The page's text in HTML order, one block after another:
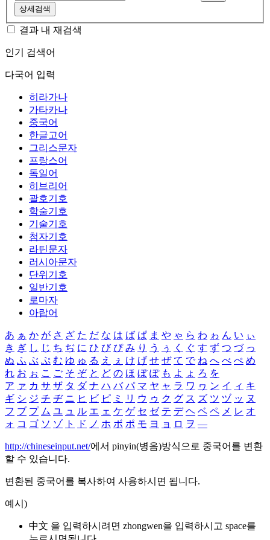
상세검색
결과 내 재검색
인기 검색어
다국어 입력
히라가나
가타카나
중국어
한글고어
그리스문자
프랑스어
독일어
히브리어
괄호기호
학술기호
기술기호
첨자기호
라틴문자
러시아문자
단위기호
일반기호
로마자
아랍어
あ ぁ か が さ ざ た だ な は ば ぱ ま や ゃ ら わ ゎ ん い ぃ
き ぎ し じ ち ぢ に ひ び ぴ み り う ぅ く ぐ す ず つ づ っ
ぬ ふ ぶ ぷ む ゆ ゅ る え ぇ け げ せ ぜ て で ね へ べ ぺ め
れ お ぉ こ ご そ ぞ と ど の ほ ぼ ぽ も よ ょ ろ を
ア ァ カ サ ザ タ ダ ナ ハ バ パ マ ヤ ャ ラ ワ ヮ ン イ ィ キ
ギ シ ジ チ ヂ ニ ヒ ビ ピ ミ リ ウ ゥ ク グ ス ズ ツ ヅ ッ ヌ
フ ブ プ ム ユ ュ ル エ ェ ケ ゲ セ ゼ テ デ ヘ ベ ペ メ レ オ
ォ コ ゴ ソ ゾ ト ド ノ ホ ボ ポ モ ヨ ョ ロ ヲ ―
http://chineseinput.net/에서 pinyin(병음)방식으로 중국어를 변환
할 수 있습니다.
변환된 중국어를 복사하여 사용하시면 됩니다.
예시)
中文 을 입력하시려면 zhongwen을 입력하시고 space를